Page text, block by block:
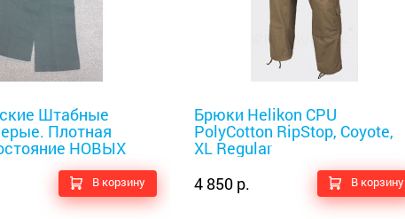
Штабные
Плотная
НОВЫХ
В корзину
Брюки Helikon CPU
PolyCotton RipStop, Coyote,
XL Regular
4 850 р.
В корзину